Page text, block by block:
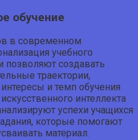
обучение
в современном
учебного
позволяют создавать
траектории,
и темп обучения
интеллекта
успехи учащихся
которые помогают
материал.